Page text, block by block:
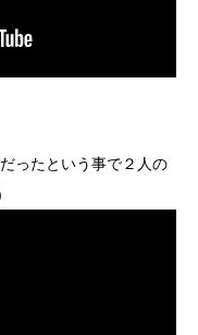
ったという事で２人の